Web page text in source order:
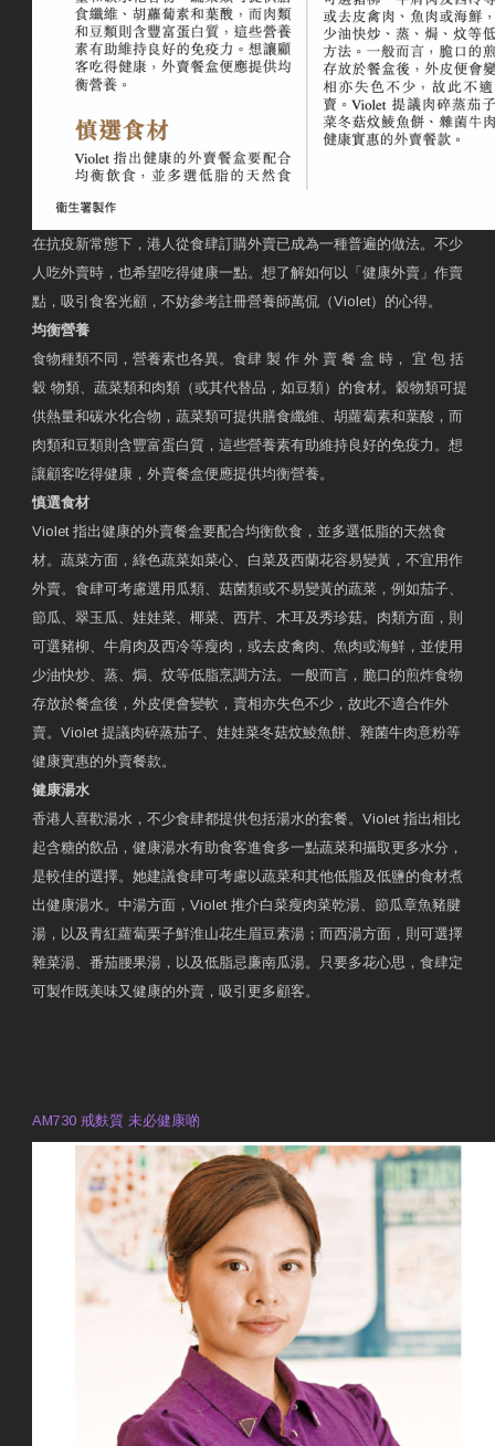
在抗疫新常態下，港人從食肆訂購外賣已成為一種普遍的做法。不少
人吃外賣時，也希望吃得健康一點。想了解如何以「健康外賣」作賣
點，吸引食客光顧，不妨參考註冊營養師萬侃（Violet）的心得。
均衡營養
食物種類不同，營養素也各異。食肆 製 作 外 賣 餐 盒 時， 宜 包 括
穀 物類、蔬菜類和肉類（或其代替品，如豆類）的食材。穀物類可提
供熱量和碳水化合物，蔬菜類可提供膳食纖維、胡蘿蔔素和葉酸，而
肉類和豆類則含豐富蛋白質，這些營養素有助維持良好的免疫力。想
讓顧客吃得健康，外賣餐盒便應提供均衡營養。
慎選食材
Violet 指出健康的外賣餐盒要配合均衡飲食，並多選低脂的天然食
材。蔬菜方面，綠色蔬菜如菜心、白菜及西蘭花容易變黃，不宜用作
外賣。食肆可考慮選用瓜類、菇菌類或不易變黃的蔬菜，例如茄子、
節瓜、翠玉瓜、娃娃菜、椰菜、西芹、木耳及秀珍菇。肉類方面，則
可選豬柳、牛肩肉及西冷等瘦肉，或去皮禽肉、魚肉或海鮮，並使用
少油快炒、蒸、焗、炆等低脂烹調方法。一般而言，脆口的煎炸食物
存放於餐盒後，外皮便會變軟，賣相亦失色不少，故此不適合作外
賣。Violet 提議肉碎蒸茄子、娃娃菜冬菇炆鯪魚餅、雜菌牛肉意粉等
健康實惠的外賣餐款。
健康湯水
香港人喜歡湯水，不少食肆都提供包括湯水的套餐。Violet 指出相比
起含糖的飲品，健康湯水有助食客進食多一點蔬菜和攝取更多水分，
是較佳的選擇。她建議食肆可考慮以蔬菜和其他低脂及低鹽的食材煮
出健康湯水。中湯方面，Violet 推介白菜瘦肉菜乾湯、節瓜章魚豬腱
湯，以及青紅蘿蔔栗子鮮淮山花生眉豆素湯；而西湯方面，則可選擇
雜菜湯、番茄腰果湯，以及低脂忌廉南瓜湯。只要多花心思，食肆定
可製作既美味又健康的外賣，吸引更多顧客。
AM730 戒麩質 未必健康啲